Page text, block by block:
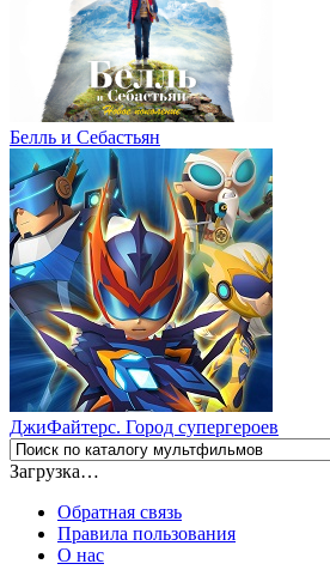
Белль и Себастьян
ДжиФайтерс. Город супергероев
Загрузка…
Обратная связь
Правила пользования
О нас